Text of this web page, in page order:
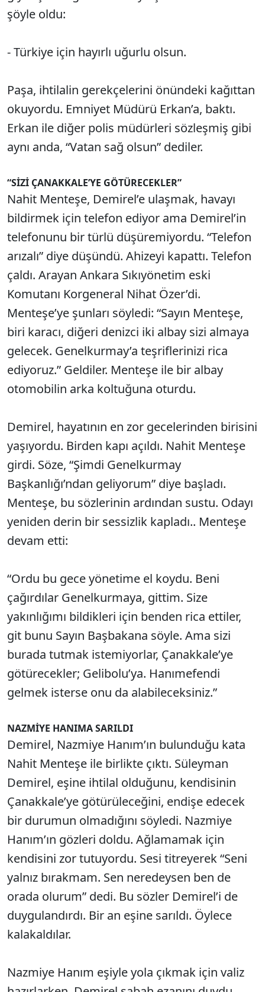
şöyle oldu:
- Türkiye için hayırlı uğurlu olsun.
Paşa, ihtilalin gerekçelerini önündeki kağıttan
okuyordu. Emniyet Müdürü Erkan’a, baktı.
Erkan ile diğer polis müdürleri sözleşmiş gibi
aynı anda, “Vatan sağ olsun” dediler.
“SİZİ ÇANAKKALE’YE GÖTÜRECEKLER”
Nahit Menteşe, Demirel’e ulaşmak, havayı
bildirmek için telefon ediyor ama Demirel’in
telefonunu bir türlü düşüremiyordu. “Telefon
arızalı” diye düşündü. Ahizeyi kapattı. Telefon
çaldı. Arayan Ankara Sıkıyönetim eski
Komutanı Korgeneral Nihat Özer’di.
Menteşe’ye şunları söyledi: “Sayın Menteşe,
biri karacı, diğeri denizci iki albay sizi almaya
gelecek. Genelkurmay’a teşriflerinizi rica
ediyoruz.” Geldiler. Menteşe ile bir albay
otomobilin arka koltuğuna oturdu.
Demirel, hayatının en zor gecelerinden birisini
yaşıyordu. Birden kapı açıldı. Nahit Menteşe
girdi. Söze, “Şimdi Genelkurmay
Başkanlığı’ndan geliyorum” diye başladı.
Menteşe, bu sözlerinin ardından sustu. Odayı
yeniden derin bir sessizlik kapladı.. Menteşe
devam etti:
“Ordu bu gece yönetime el koydu. Beni
çağırdılar Genelkurmaya, gittim. Size
yakınlığımı bildikleri için benden rica ettiler,
git bunu Sayın Başbakana söyle. Ama sizi
burada tutmak istemiyorlar, Çanakkale’ye
götürecekler; Gelibolu’ya. Hanımefendi
gelmek isterse onu da alabileceksiniz.”
NAZMİYE HANIMA SARILDI
Demirel, Nazmiye Hanım’ın bulunduğu kata
Nahit Menteşe ile birlikte çıktı. Süleyman
Demirel, eşine ihtilal olduğunu, kendisinin
Çanakkale’ye götürüleceğini, endişe edecek
bir durumun olmadığını söyledi. Nazmiye
Hanım’ın gözleri doldu. Ağlamamak için
kendisini zor tutuyordu. Sesi titreyerek “Seni
yalnız bırakmam. Sen neredeysen ben de
orada olurum” dedi. Bu sözler Demirel’i de
duygulandırdı. Bir an eşine sarıldı. Öylece
kalakaldılar.
Nazmiye Hanım eşiyle yola çıkmak için valiz